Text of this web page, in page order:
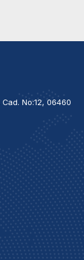
Cad. No:12, 06460